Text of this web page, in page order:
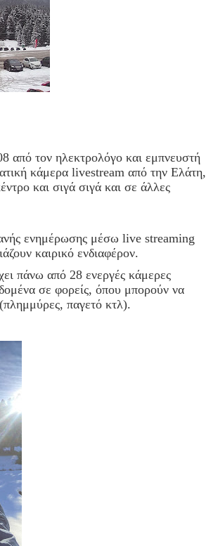
από τον ηλεκτρολόγο και εμπνευστή
κάμερα livestream από την Ελάτη,
και σιγά σιγά και σε άλλες
ενημέρωσης μέσω live streaming
καιρικό ενδιαφέρον.
πάνω από 28 ενεργές κάμερες
σε φορείς, όπου μπορούν να
παγετό κτλ).